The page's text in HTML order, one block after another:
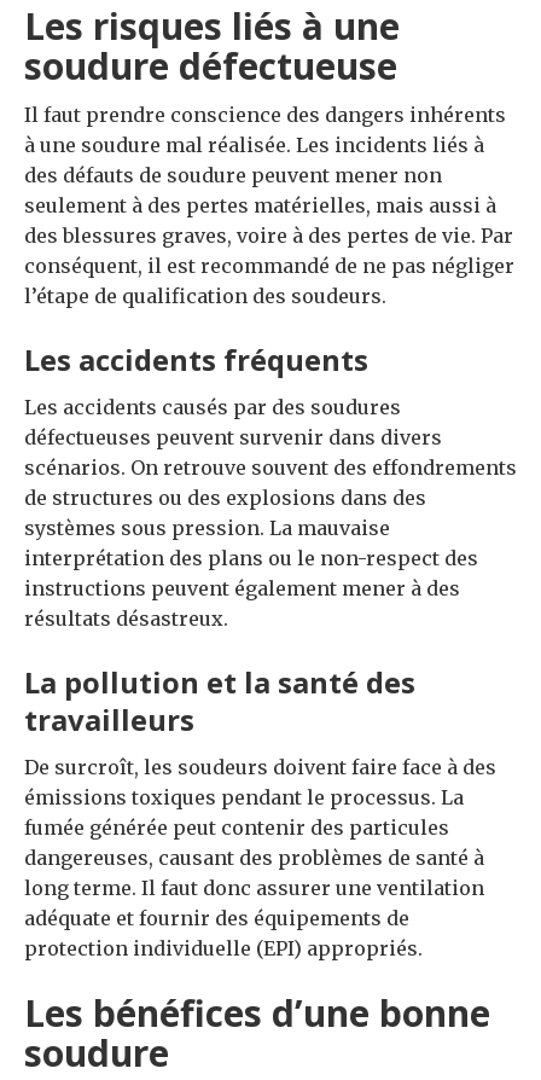
Les risques liés à une
soudure défectueuse
Il faut prendre conscience des dangers inhérents
à une soudure mal réalisée. Les incidents liés à
des défauts de soudure peuvent mener non
seulement à des pertes matérielles, mais aussi à
des blessures graves, voire à des pertes de vie. Par
conséquent, il est recommandé de ne pas négliger
l’étape de qualification des soudeurs.
Les accidents fréquents
Les accidents causés par des soudures
défectueuses peuvent survenir dans divers
scénarios. On retrouve souvent des effondrements
de structures ou des explosions dans des
systèmes sous pression. La mauvaise
interprétation des plans ou le non-respect des
instructions peuvent également mener à des
résultats désastreux.
La pollution et la santé des
travailleurs
De surcroît, les soudeurs doivent faire face à des
émissions toxiques pendant le processus. La
fumée générée peut contenir des particules
dangereuses, causant des problèmes de santé à
long terme. Il faut donc assurer une ventilation
adéquate et fournir des équipements de
protection individuelle (EPI) appropriés.
Les bénéfices d’une bonne
soudure